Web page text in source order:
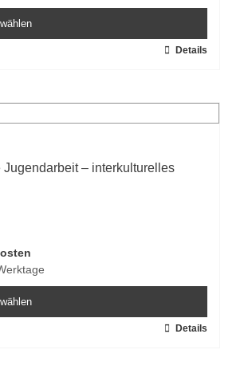
Details
Jugendarbeit – interkulturelles
Details